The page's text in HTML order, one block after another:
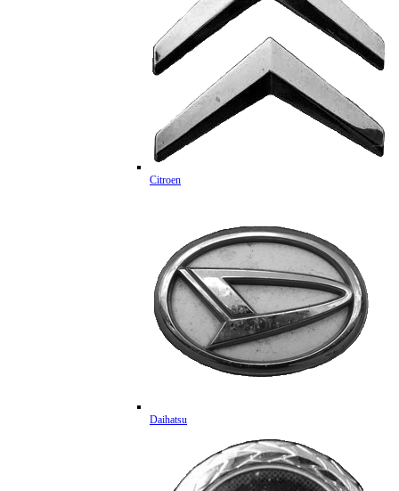
Citroen
Daihatsu